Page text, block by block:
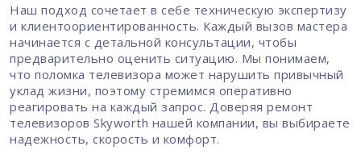
Наш подход сочетает в себе техническую экспертизу
и клиентоориентированность. Каждый вызов мастера
начинается с детальной консультации, чтобы
предварительно оценить ситуацию. Мы понимаем,
что поломка телевизора может нарушить привычный
уклад жизни, поэтому стремимся оперативно
реагировать на каждый запрос. Доверяя ремонт
телевизоров Skyworth нашей компании, вы выбираете
надежность, скорость и комфорт.